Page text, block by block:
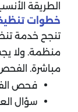
الطريقة
خطوات
تنجح خدمة
منظمة. ولا
مباشرة.
فحص
سؤال